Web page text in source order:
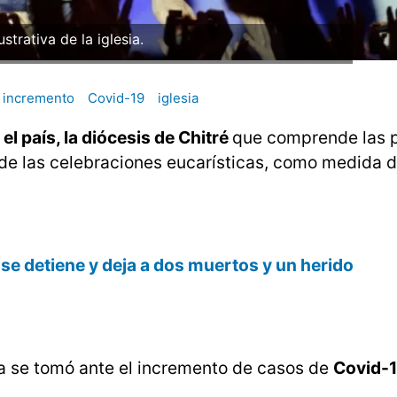
de la iglesia.
incremento Covid-19 iglesia
país, la diócesis de Chitré que comprende las
las celebraciones eucarísticas, como medida
detiene y deja a dos muertos y un herido
se tomó ante el incremento de casos de Covid-